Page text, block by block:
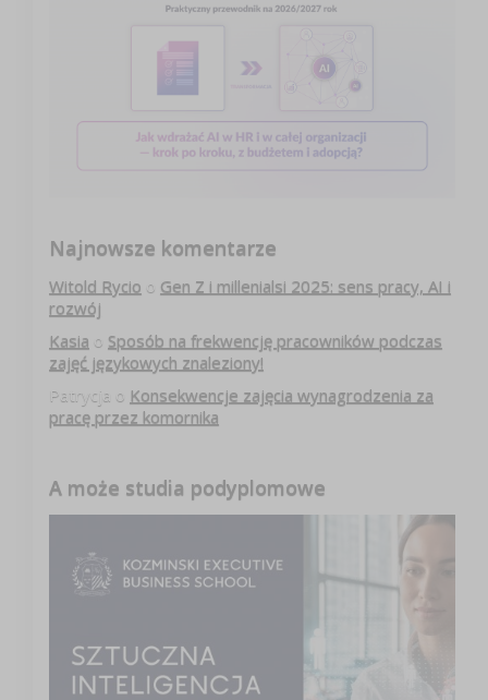
Najnowsze komentarze
Witold Rycio o Gen Z i millenialsi 2025: sens pracy, AI i
rozwój
Kasia o Sposób na frekwencję pracowników podczas
zajęć językowych znaleziony!
Patrycja o Konsekwencje zajęcia wynagrodzenia za
pracę przez komornika
A może studia podyplomowe